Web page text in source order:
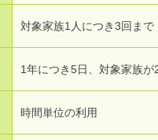
対象家族1人につき3回まで
1年につき5日、対象家族
時間単位の利用